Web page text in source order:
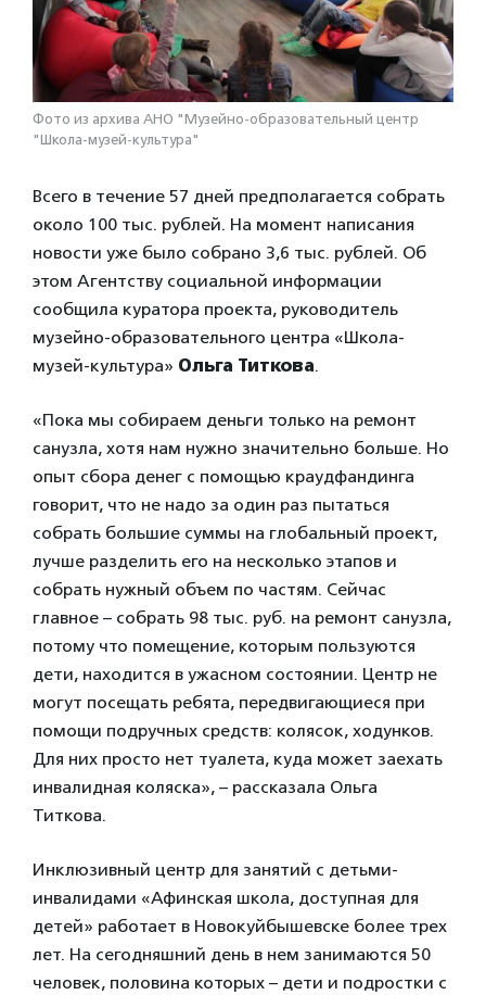
Фото из архива АНО "Музейно-образовательный центр
"Школа-музей-культура"
Всего в течение 57 дней предполагается собрать
около 100 тыс. рублей. На момент написания
новости уже было собрано 3,6 тыс. рублей. Об
этом Агентству социальной информации
сообщила куратора проекта, руководитель
музейно-образовательного центра «Школа-
музей-культура» Ольга Титкова.
«Пока мы собираем деньги только на ремонт
санузла, хотя нам нужно значительно больше. Но
опыт сбора денег с помощью краудфандинга
говорит, что не надо за один раз пытаться
собрать большие суммы на глобальный проект,
лучше разделить его на несколько этапов и
собрать нужный объем по частям. Сейчас
главное – собрать 98 тыс. руб. на ремонт санузла,
потому что помещение, которым пользуются
дети, находится в ужасном состоянии. Центр не
могут посещать ребята, передвигающиеся при
помощи подручных средств: колясок, ходунков.
Для них просто нет туалета, куда может заехать
инвалидная коляска», – рассказала Ольга
Титкова.
Инклюзивный центр для занятий с детьми-
инвалидами «Афинская школа, доступная для
детей» работает в Новокуйбышевске более трех
лет. На сегодняшний день в нем занимаются 50
человек, половина которых – дети и подростки с